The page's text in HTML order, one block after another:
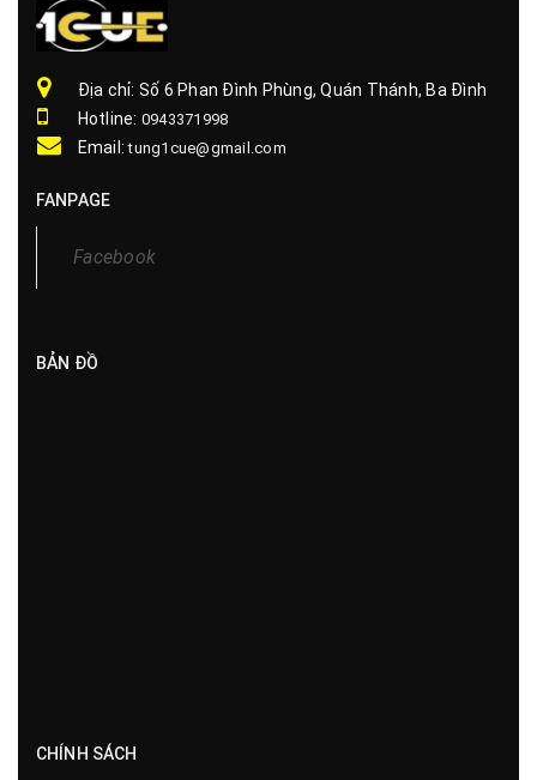
Địa chỉ: Số 6 Phan Đình Phùng, Quán Thánh, Ba Đình
Hotline: 0943371998
Email:tung1cue@gmail.com
FANPAGE
Facebook
BẢN ĐỒ
CHÍNH SÁCH